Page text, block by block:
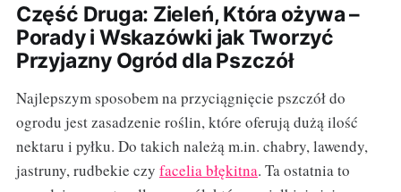
Część Druga: Zieleń, Która ożywa –
Porady i Wskazówki jak Tworzyć
Przyjazny Ogród dla Pszczół
Najlepszym sposobem na przyciągnięcie pszczół do
ogrodu jest zasadzenie roślin, które oferują dużą ilość
nektaru i pyłku. Do takich należą m.in. chabry, lawendy,
jastruny, rudbekie czy facelia błękitna. Ta ostatnia to